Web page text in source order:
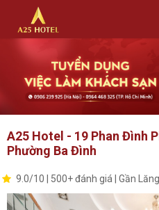
A25 Hotel - 19 Phan Đình
Phường Ba Đình
9.0/10 | 500+ đánh giá | Gần